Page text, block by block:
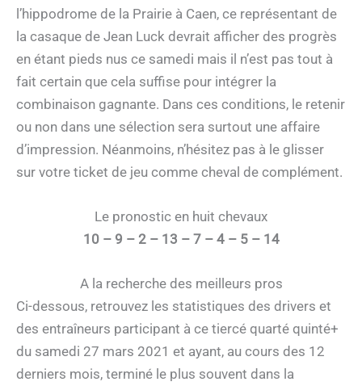
l’hippodrome de la Prairie à Caen, ce représentant de
la casaque de Jean Luck devrait afficher des progrès
en étant pieds nus ce samedi mais il n’est pas tout à
fait certain que cela suffise pour intégrer la
combinaison gagnante. Dans ces conditions, le retenir
ou non dans une sélection sera surtout une affaire
d’impression. Néanmoins, n’hésitez pas à le glisser
sur votre ticket de jeu comme cheval de complément.
Le pronostic en huit chevaux
10 – 9 – 2 – 13 – 7 – 4 – 5 – 14
A la recherche des meilleurs pros
Ci-dessous, retrouvez les statistiques des drivers et
des entraîneurs participant à ce tiercé quarté quinté+
du samedi 27 mars 2021 et ayant, au cours des 12
derniers mois, terminé le plus souvent dans la